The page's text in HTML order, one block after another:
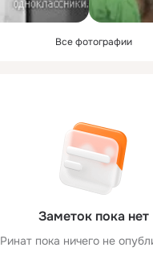
Все фотографии
Заметок пока нет
Ринат пока ничего не